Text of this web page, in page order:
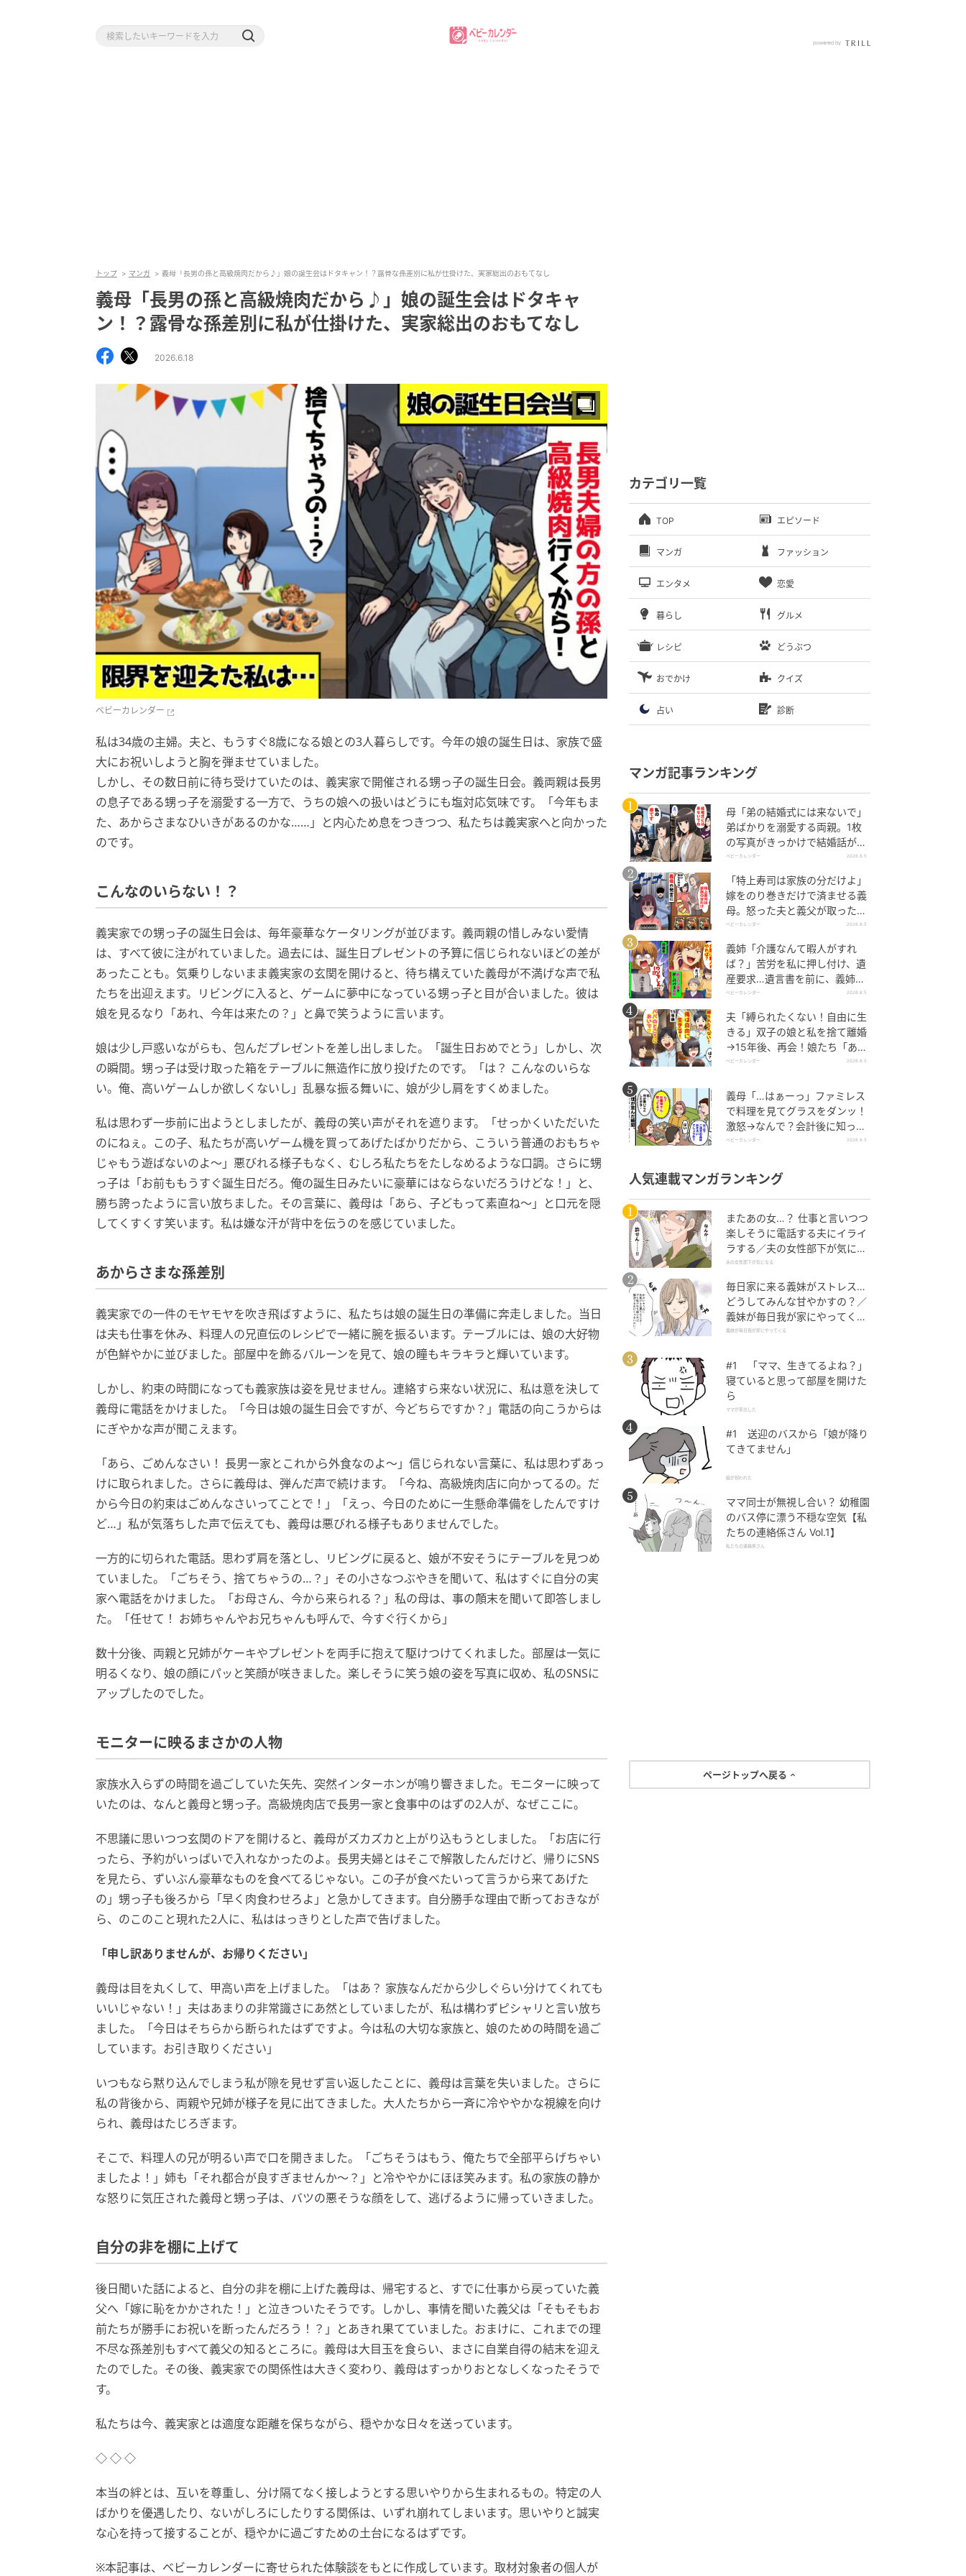
トップ マンガ 義母「長男の孫と高級焼肉だから♪」娘の誕生会はドタキャン！？露骨な孫差別に私が仕掛けた、実家総出のおもてなし
義母「長男の孫と高級焼肉だから♪」娘の誕生会はドタキャ
ン！？露骨な孫差別に私が仕掛けた、実家総出のおもてなし
2026.6.18
ベビーカレンダー
私は34歳の主婦。夫と、もうすぐ8歳になる娘との3人暮らしです。今年の娘の誕生日は、家族で盛
大にお祝いしようと胸を弾ませていました。
しかし、その数日前に待ち受けていたのは、義実家で開催される甥っ子の誕生日会。義両親は長男
の息子である甥っ子を溺愛する一方で、うちの娘への扱いはどうにも塩対応気味です。「今年もま
た、あからさまなひいきがあるのかな……」と内心ため息をつきつつ、私たちは義実家へと向かった
のです。
こんなのいらない！？
義実家での甥っ子の誕生日会は、毎年豪華なケータリングが並びます。義両親の惜しみない愛情
は、すべて彼に注がれていました。過去には、誕生日プレゼントの予算に信じられないほどの差が
あったことも。気乗りしないまま義実家の玄関を開けると、待ち構えていた義母が不満げな声で私
たちを出迎えます。リビングに入ると、ゲームに夢中になっている甥っ子と目が合いました。彼は
娘を見るなり「あれ、今年は来たの？」と鼻で笑うように言います。
娘は少し戸惑いながらも、包んだプレゼントを差し出しました。「誕生日おめでとう」しかし、次
の瞬間。甥っ子は受け取った箱をテーブルに無造作に放り投げたのです。「は？ こんなのいらな
い。俺、高いゲームしか欲しくないし」乱暴な振る舞いに、娘が少し肩をすくめました。
私は思わず一歩前に出ようとしましたが、義母の笑い声がそれを遮ります。「せっかくいただいた
のにねぇ。この子、私たちが高いゲーム機を買ってあげたばかりだから、こういう普通のおもちゃ
じゃもう遊ばないのよ〜」悪びれる様子もなく、むしろ私たちをたしなめるような口調。さらに甥
っ子は「お前ももうすぐ誕生日だろ。俺の誕生日みたいに豪華にはならないだろうけどな！」と、
勝ち誇ったように言い放ちました。その言葉に、義母は「あら、子どもって素直ね〜」と口元を隠
してくすくす笑います。私は嫌な汗が背中を伝うのを感じていました。
あからさまな孫差別
義実家での一件のモヤモヤを吹き飛ばすように、私たちは娘の誕生日の準備に奔走しました。当日
は夫も仕事を休み、料理人の兄直伝のレシピで一緒に腕を振るいます。テーブルには、娘の大好物
が色鮮やかに並びました。部屋中を飾るバルーンを見て、娘の瞳もキラキラと輝いています。
しかし、約束の時間になっても義家族は姿を見せません。連絡すら来ない状況に、私は意を決して
義母に電話をかけました。「今日は娘の誕生日会ですが、今どちらですか？」電話の向こうからは
にぎやかな声が聞こえます。
「あら、ごめんなさい！ 長男一家とこれから外食なのよ〜」信じられない言葉に、私は思わずあっ
けに取られました。さらに義母は、弾んだ声で続けます。「今ね、高級焼肉店に向かってるの。だ
から今日の約束はごめんなさいってことで！」「えっ、今日のために一生懸命準備をしたんですけ
ど…」私が気落ちした声で伝えても、義母は悪びれる様子もありませんでした。
一方的に切られた電話。思わず肩を落とし、リビングに戻ると、娘が不安そうにテーブルを見つめ
ていました。「ごちそう、捨てちゃうの…？」その小さなつぶやきを聞いて、私はすぐに自分の実
家へ電話をかけました。「お母さん、今から来られる？」私の母は、事の顛末を聞いて即答しまし
た。「任せて！ お姉ちゃんやお兄ちゃんも呼んで、今すぐ行くから」
数十分後、両親と兄姉がケーキやプレゼントを両手に抱えて駆けつけてくれました。部屋は一気に
明るくなり、娘の顔にパッと笑顔が咲きました。楽しそうに笑う娘の姿を写真に収め、私のSNSに
アップしたのでした。
モニターに映るまさかの人物
家族水入らずの時間を過ごしていた矢先、突然インターホンが鳴り響きました。モニターに映って
いたのは、なんと義母と甥っ子。高級焼肉店で長男一家と食事中のはずの2人が、なぜここに。
不思議に思いつつ玄関のドアを開けると、義母がズカズカと上がり込もうとしました。「お店に行
ったら、予約がいっぱいで入れなかったのよ。長男夫婦とはそこで解散したんだけど、帰りにSNS
を見たら、ずいぶん豪華なものを食べてるじゃない。この子が食べたいって言うから来てあげた
の」甥っ子も後ろから「早く肉食わせろよ」と急かしてきます。自分勝手な理由で断っておきなが
ら、のこのこと現れた2人に、私ははっきりとした声で告げました。
「申し訳ありませんが、お帰りください」
義母は目を丸くして、甲高い声を上げました。「はあ？ 家族なんだから少しぐらい分けてくれても
いいじゃない！」夫はあまりの非常識さにあ然としていましたが、私は構わずピシャリと言い放ち
ました。「今日はそちらから断られたはずですよ。今は私の大切な家族と、娘のための時間を過ご
しています。お引き取りください」
いつもなら黙り込んでしまう私が隙を見せず言い返したことに、義母は言葉を失いました。さらに
私の背後から、両親や兄姉が様子を見に出てきました。大人たちから一斉に冷ややかな視線を向け
られ、義母はたじろぎます。
そこで、料理人の兄が明るい声で口を開きました。「ごちそうはもう、俺たちで全部平らげちゃい
ましたよ！」姉も「それ都合が良すぎませんか～？」と冷ややかにほほ笑みます。私の家族の静か
な怒りに気圧された義母と甥っ子は、バツの悪そうな顔をして、逃げるように帰っていきました。
自分の非を棚に上げて
後日聞いた話によると、自分の非を棚に上げた義母は、帰宅すると、すでに仕事から戻っていた義
父へ「嫁に恥をかかされた！」と泣きついたそうです。しかし、事情を聞いた義父は「そもそもお
前たちが勝手にお祝いを断ったんだろう！？」とあきれ果てていました。おまけに、これまでの理
不尽な孫差別もすべて義父の知るところに。義母は大目玉を食らい、まさに自業自得の結末を迎え
たのでした。その後、義実家での関係性は大きく変わり、義母はすっかりおとなしくなったそうで
す。
私たちは今、義実家とは適度な距離を保ちながら、穏やかな日々を送っています。
◇ ◇ ◇
本当の絆とは、互いを尊重し、分け隔てなく接しようとする思いやりから生まれるもの。特定の人
ばかりを優遇したり、ないがしろにしたりする関係は、いずれ崩れてしまいます。思いやりと誠実
な心を持って接することが、穏やかに過ごすための土台になるはずです。
※本記事は、ベビーカレンダーに寄せられた体験談をもとに作成しています。取材対象者の個人が
カテゴリ一覧
TOP エピソード
マンガ ファッション
エンタメ 恋愛
暮らし グルメ
レシピ どうぶつ
おでかけ クイズ
占い 診断
マンガ記事ランキング
母「弟の結婚式には来ないで」
弟ばかりを溺愛する両親。1枚
の写真がきっかけで結婚話がな
くなったワケ
ベビーカレンダー 2026.8.5
「特上寿司は家族の分だけよ」
嫁をのり巻きだけで済ませる義
母。怒った夫と義父が取った行
動とは
ベビーカレンダー 2026.8.5
義姉「介護なんて暇人がすれ
ば？」苦労を私に押し付け、遺
産要求…遺言書を前に、義姉が
顔面蒼白のワケ
ベビーカレンダー 2026.8.5
夫「縛られたくない！自由に生
きる」双子の娘と私を捨て離婚
→15年後、再会！娘たち「あん
た誰？」論破された元夫は
ベビーカレンダー 2026.8.5
義母「…はぁーっ」ファミレス
で料理を見てグラスをダンッ！
激怒→なんで？会計後に知った
暗黙のルール
ベビーカレンダー 2026.8.5
人気連載マンガランキング
またあの女…？ 仕事と言いつつ
楽しそうに電話する夫にイライ
ラする／夫の女性部下が気にな
る（1）【夫婦の危機 まんが】
夫の女性部下が気になる
毎日家に来る義妹がストレス…
どうしてみんな甘やかすの？／
義妹が毎日我が家にやってくる
（1）【義父母がシンドイんで
義妹が毎日我が家にやってくる
#1 「ママ、生きてるよね？」
寝ていると思って部屋を開けた
ら
ママが家出した
#1 送迎のバスから「娘が降り
てきてません」
娘が拐われた
ママ同士が無視し合い？ 幼稚園
のバス停に漂う不穏な空気【私
たちの連絡係さん Vol.1】
私たちの連絡係さん
ページトップへ戻る